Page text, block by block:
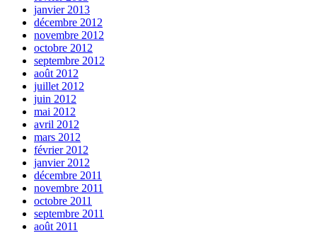
janvier 2013
décembre 2012
novembre 2012
octobre 2012
septembre 2012
août 2012
juillet 2012
juin 2012
mai 2012
avril 2012
mars 2012
février 2012
janvier 2012
décembre 2011
novembre 2011
octobre 2011
septembre 2011
août 2011